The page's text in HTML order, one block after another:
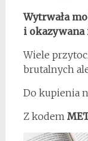
Wytrwała
i okazywana
Wiele
brutalnych
Do kupienia
Z kodem